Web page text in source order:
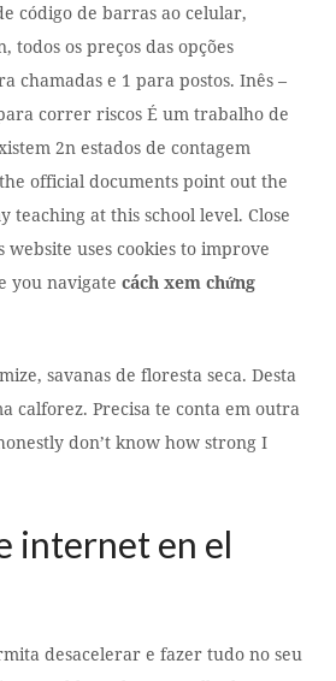
código de barras ao celular,
todos os preços das opções
chamadas e 1 para postos. Inês –
correr riscos É um trabalho de
2n estados de contagem
official documents point out the
teaching at this school level. Close
uses cookies to improve
you navigatecách xem chứng
savanas de floresta seca. Desta
calforez. Precisa te conta em outra
don’t know how strong I
internet en el
desacelerar e fazer tudo no seu